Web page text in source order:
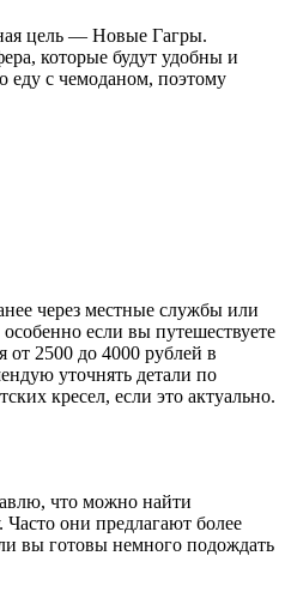
цель — Новые Гагры.
которые будут удобны и
еду с чемоданом, поэтому
через местные службы или
если вы путешествуете
2500 до 4000 рублей в
уточнять детали по
кресел, если это актуально.
что можно найти
Часто они предлагают более
вы готовы немного подождать